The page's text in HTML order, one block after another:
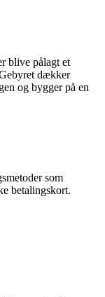
blive pålagt et
dækker
og bygger på en
som
betalingskort.